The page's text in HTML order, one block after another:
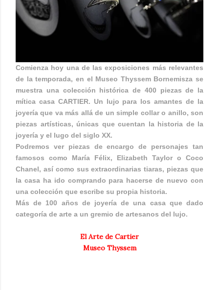
Comienza hoy una de las exposiciones más relevantes
de la temporada, en el Museo Thyssem Bornemisza se
muestra una colección histórica de 400 piezas de la
mítica casa CARTIER. Un lujo para los amantes de la
joyería que va más allá de un simple collar o anillo, son
piezas artísticas, únicas que cuentan la historia de la
joyería y el lugo del siglo XX.
Podremos ver piezas de encargo de personajes tan
famosos como María Félix, Elizabeth Taylor o Coco
Chanel, así como sus extraordinarias tiaras, piezas que
la casa ha ido comprando para hacerse de nuevo con
una colección que escribe su propia historia.
Más de 100 años de joyería de una casa que dado
categoría de arte a un gremio de artesanos del lujo.
El Arte de Cartier
Museo Thyssem